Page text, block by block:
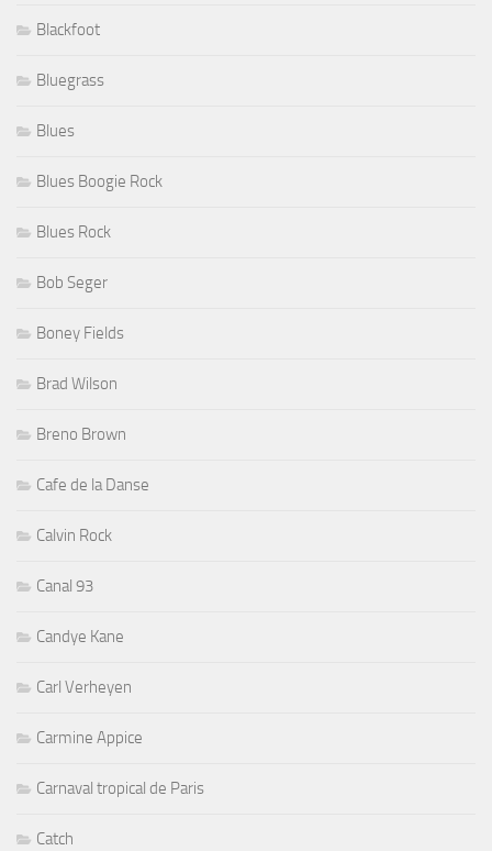
Blackfoot
Bluegrass
Blues
Blues Boogie Rock
Blues Rock
Bob Seger
Boney Fields
Brad Wilson
Breno Brown
Cafe de la Danse
Calvin Rock
Canal 93
Candye Kane
Carl Verheyen
Carmine Appice
Carnaval tropical de Paris
Catch